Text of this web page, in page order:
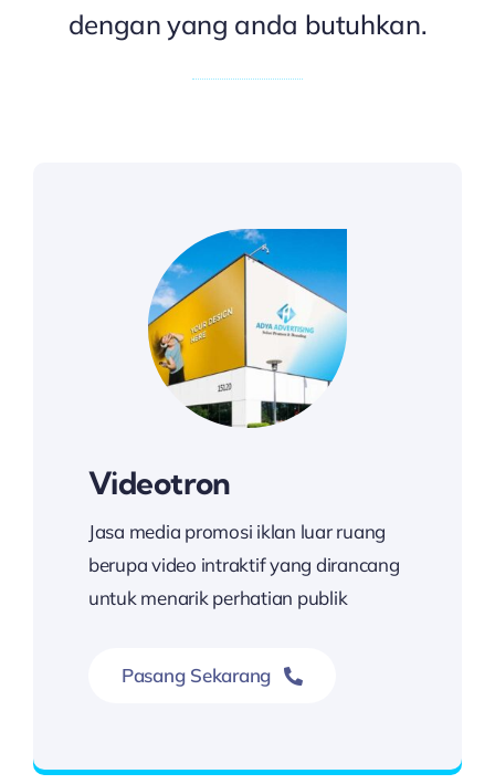
dengan yang anda butuhkan.
Videotron
Jasa media promosi iklan luar ruang
berupa video intraktif yang dirancang
untuk menarik perhatian publik
Pasang Sekarang